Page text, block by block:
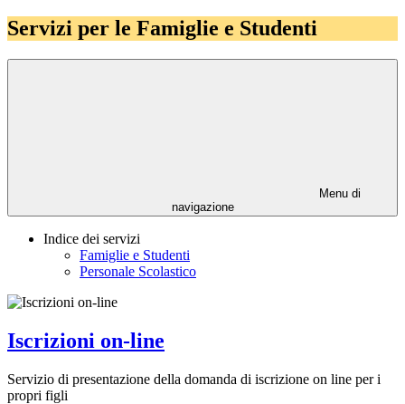
Servizi per le Famiglie e Studenti
Menu di
navigazione
Indice dei servizi
Famiglie e Studenti
Personale Scolastico
Iscrizioni on-line
Servizio di presentazione della domanda di iscrizione on line per i
propri figli